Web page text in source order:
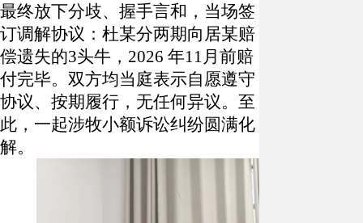
最终放下分歧、握手言和，当场签
订调解协议：杜某分两期向居某赔
偿遗失的3头牛，2026 年11月前赔
付完毕。双方均当庭表示自愿遵守
协议、按期履行，无任何异议。至
此，一起涉牧小额诉讼纠纷圆满化
解。